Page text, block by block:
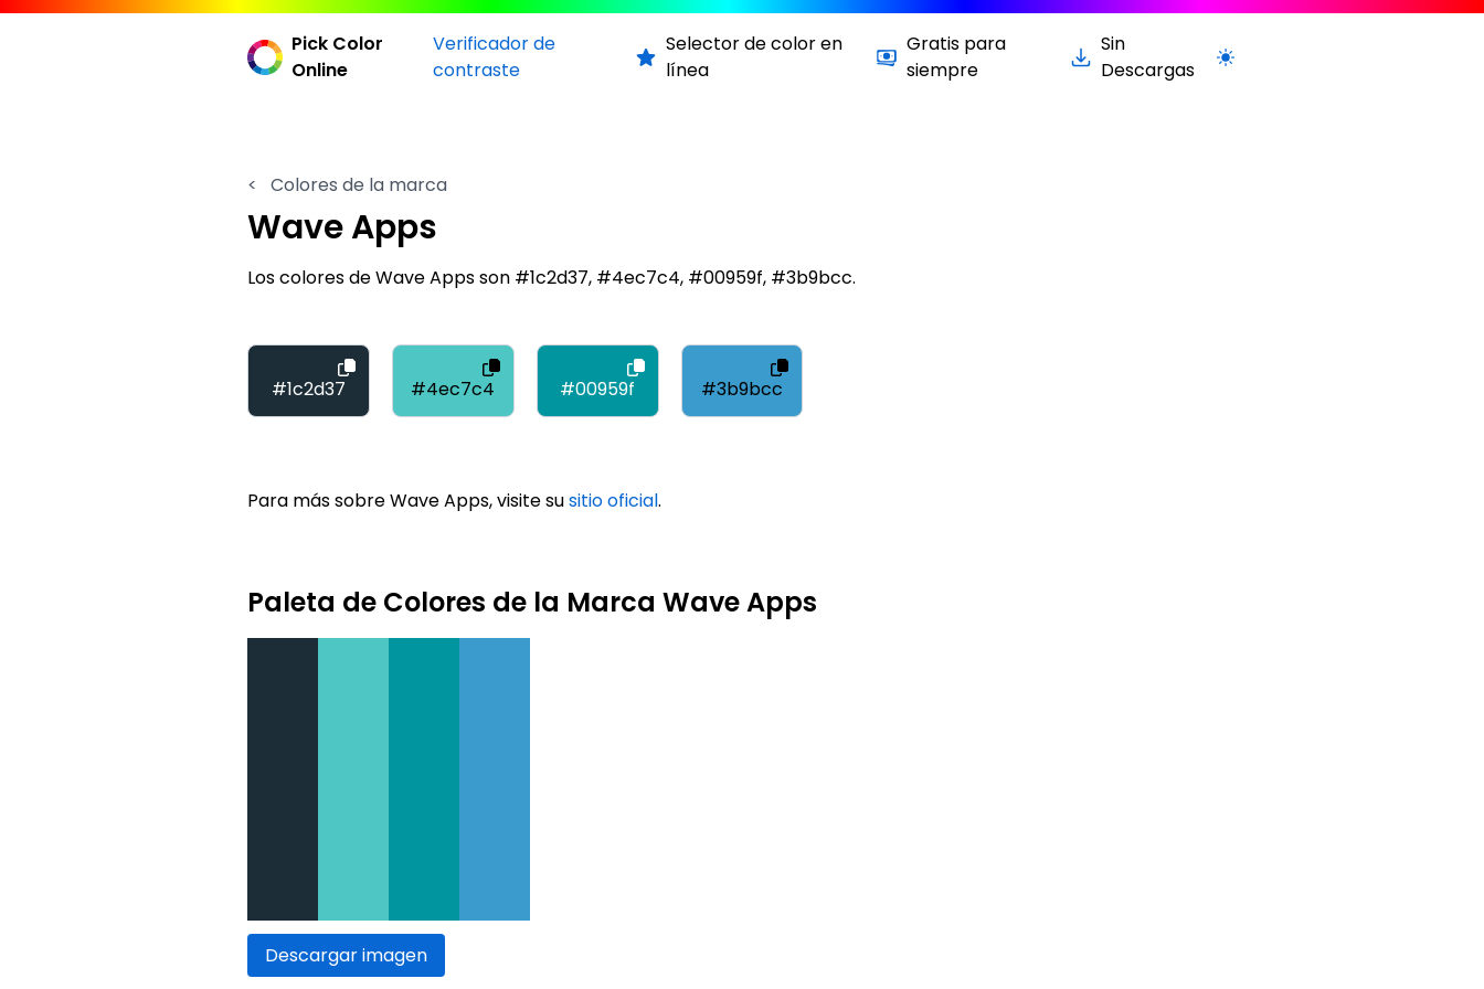
Pick Color
Online
Verificador de
contraste
Selector de color en
línea
Gratis para
siempre
Sin
Descargas
Cambiar a la versión clara / oscura
< Colores de la marca
Wave Apps
Los colores de Wave Apps son #1c2d37, #4ec7c4, #00959f, #3b9bcc.
#1c2d37 #4ec7c4 #00959f #3b9bcc
Para más sobre Wave Apps, visite susitio oficial.
Paleta de Colores de la Marca Wave Apps
Descargar imagen